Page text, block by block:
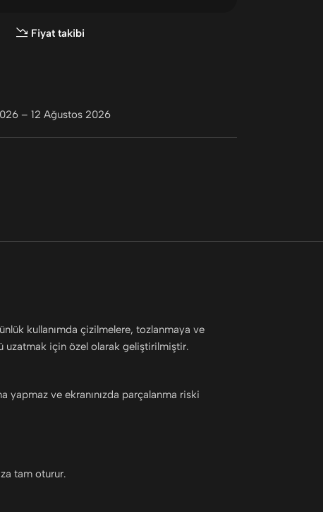
Fiyat takibi
– 12 Ağustos 2026
kullanımda çizilmelere, tozlanmaya ve
uzatmak için özel olarak geliştirilmiştir.
yapmaz ve ekranınızda parçalanma riski
tam oturur.